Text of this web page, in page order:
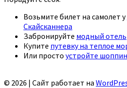
Возьмите билет на самолет у
Скайсканнера
Забронируйте модный отель
Купите путевку на теплое
Или просто устройте
© 2026 | Сайт работает на